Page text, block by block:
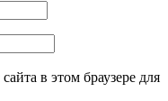
в этом браузере для